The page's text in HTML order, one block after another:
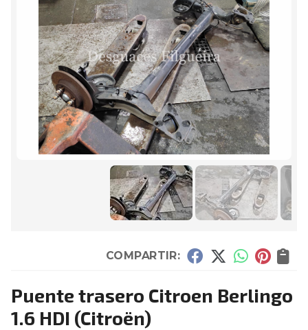
COMPARTIR:
Puente trasero Citroen Berlingo
1.6 HDI (Citroën)